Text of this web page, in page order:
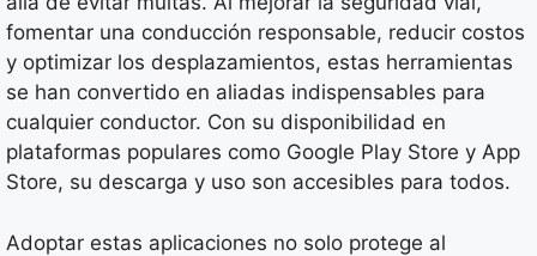
fomentar una conducción responsable, reducir costos
y optimizar los desplazamientos, estas herramientas
se han convertido en aliadas indispensables para
cualquier conductor. Con su disponibilidad en
plataformas populares como Google Play Store y App
Store, su descarga y uso son accesibles para todos.
Adoptar estas aplicaciones no solo protege al